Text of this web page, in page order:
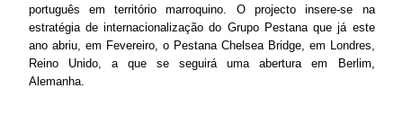
português em território marroquino. O projecto insere-se na
estratégia de internacionalização do Grupo Pestana que já este
ano abriu, em Fevereiro, o Pestana Chelsea Bridge, em Londres,
Reino Unido, a que se seguirá uma abertura em Berlim,
Alemanha.